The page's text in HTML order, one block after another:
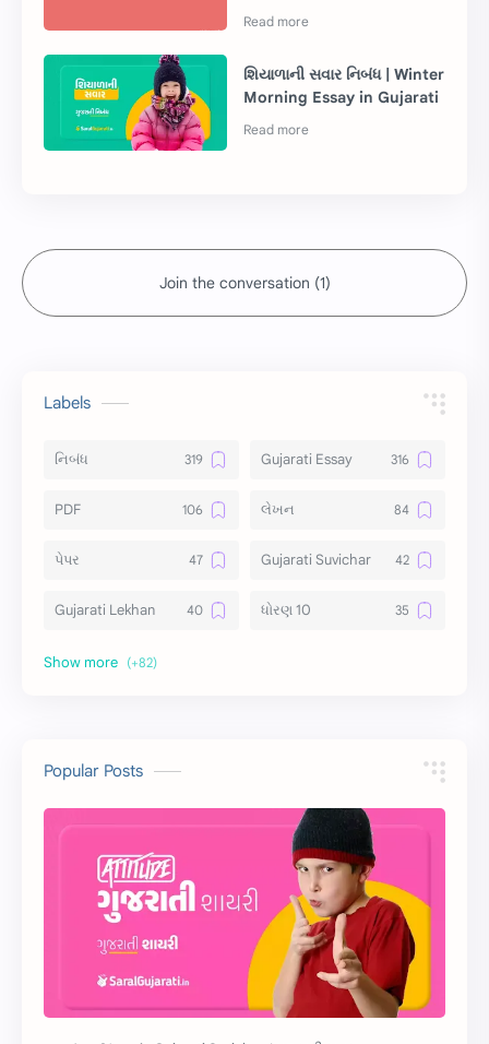
શિયાળાની સવાર નિબંધ | Winter
Morning Essay in Gujarati
Join the conversation (1)
Labels
નિબંધ Gujarati Essay
PDF લેખન
પેપર Gujarati Suvichar
Gujarati Lekhan ધોરણ 10
અર્થ વિસ્તાર
10 વાક્યો
સુવિચાર Gujarati Vyakaran
આરતી
અહેવાલ લેખન શુભેચ્છા સંદેશ
ગુજરાતી શબ્દો
ધોરણ 5 માહિતી
Popular Posts